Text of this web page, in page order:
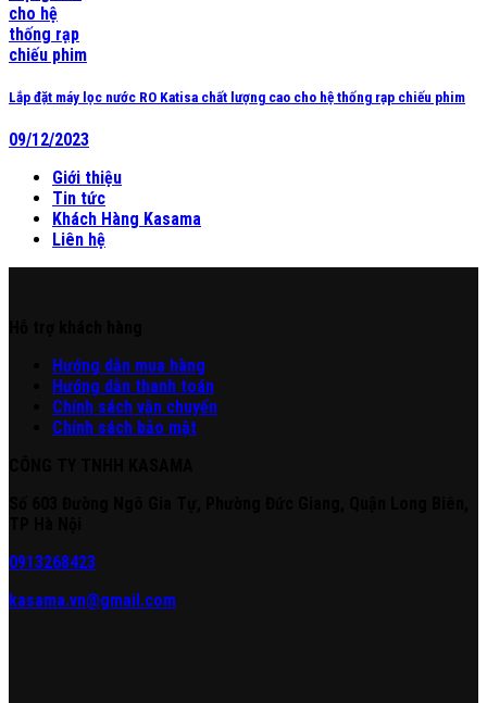
Lắp đặt máy lọc nước RO Katisa chất lượng cao cho hệ thống rạp chiếu phim
09/12/2023
Giới thiệu
Tin tức
Khách Hàng Kasama
Liên hệ
Hướng dẫn mua hàng
Hướng dẫn thanh toán
Chính sách vận chuyển
Chính sách bảo mật
0913268423
kasama.vn@gmail.com